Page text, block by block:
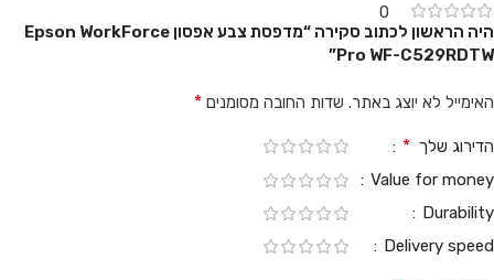
0
היה הראשון לכתוב סקירה “מדפסת צבע אפסון Epson WorkForce
Pro WF-C529RDTW”
האימייל לא יוצג באתר. שדות החובה מסומנים *
הדירוג שלך *
Value for money
Durability
Delivery speed